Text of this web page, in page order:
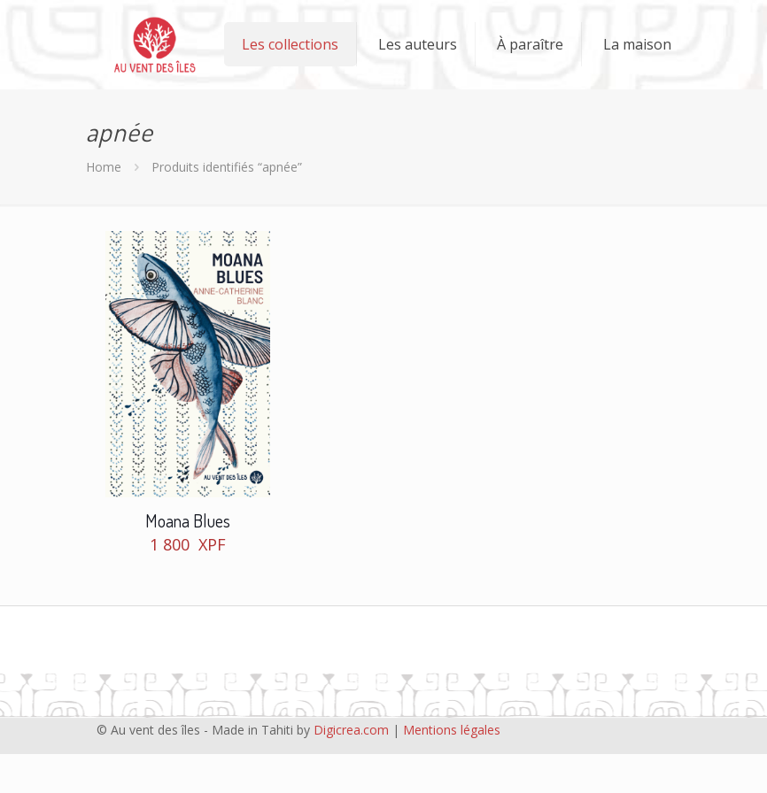
Les collections Les auteurs À paraître La maison
apnée
Home Produits identifiés “apnée”
Moana Blues
1 800 XPF
© Au vent des îles - Made in Tahiti by Digicrea.com | Mentions légales